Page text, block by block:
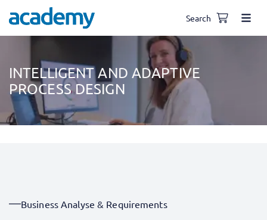
Search
INTELLIGENT AND ADAPTIVE
PROCESS DESIGN
Business Analyse & Requirements